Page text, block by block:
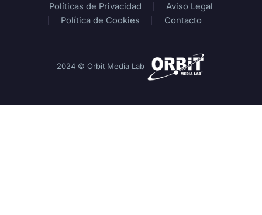
Políticas de Privacidad
Aviso Legal
Política de Cookies
Contacto
2024 © Orbit Media Lab